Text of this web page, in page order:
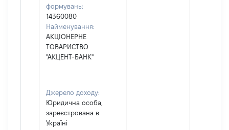
формувань:
14360080
Найменування:
АКЦІОНЕРНЕ
ТОВАРИСТВО
"АКЦЕНТ-БАНК"
Джерело доходу:
Юридична особа,
зареєстрована в
Україні